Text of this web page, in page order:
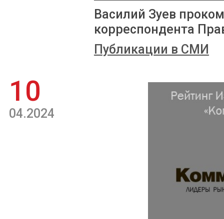
Василий Зуев
корреспондента
Публикации в СМИ
10
04.2024